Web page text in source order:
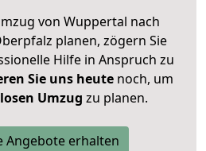
von Wuppertal nach
planen, zögern Sie
Hilfe in Anspruch zu
Sie uns heutenoch, um
Umzug zu planen.
Angebote erhalten